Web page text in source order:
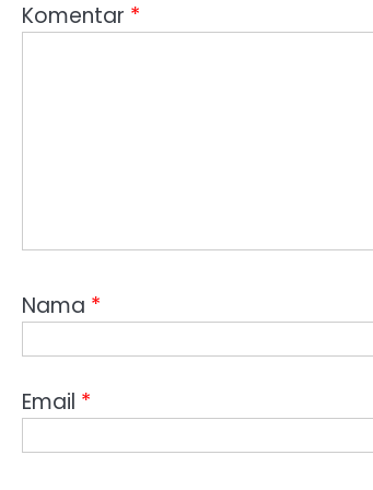
Komentar *
Nama *
Email *